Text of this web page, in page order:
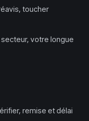
toucher
votre longue
remise et délai